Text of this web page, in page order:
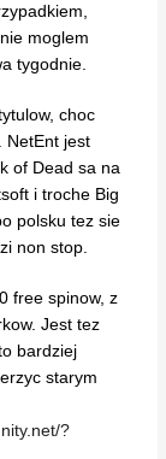
moglem
tygodnie.
choc
NetEnt jest
of Dead sa na
i troche Big
polsku tez sie
non stop.
free spinow, z
Jest tez
bardziej
starym
?